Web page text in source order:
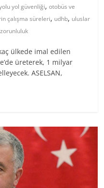
yol güvenliği,otobüs ve
çalışma süreleri, udhb, uluslar
zorunluluk
ülkede imal edilen
üreterek, 1 milyar
ASELSAN,